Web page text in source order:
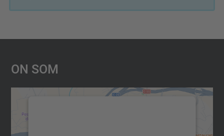
On Som